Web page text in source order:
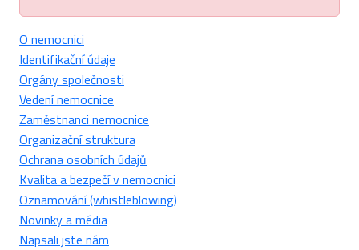
O nemocnici
Identifikační údaje
Orgány společnosti
Vedení nemocnice
Zaměstnanci nemocnice
Organizační struktura
Ochrana osobních údajů
Kvalita a bezpečí v nemocnici
Oznamování (whistleblowing)
Novinky a média
Napsali jste nám